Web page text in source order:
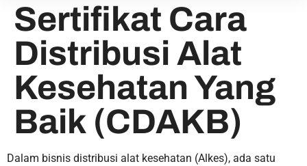
Sertifikat Cara
Distribusi Alat
Kesehatan Yang
Baik (CDAKB)
Dalam bisnis distribusi alat kesehatan (Alkes), ada satu